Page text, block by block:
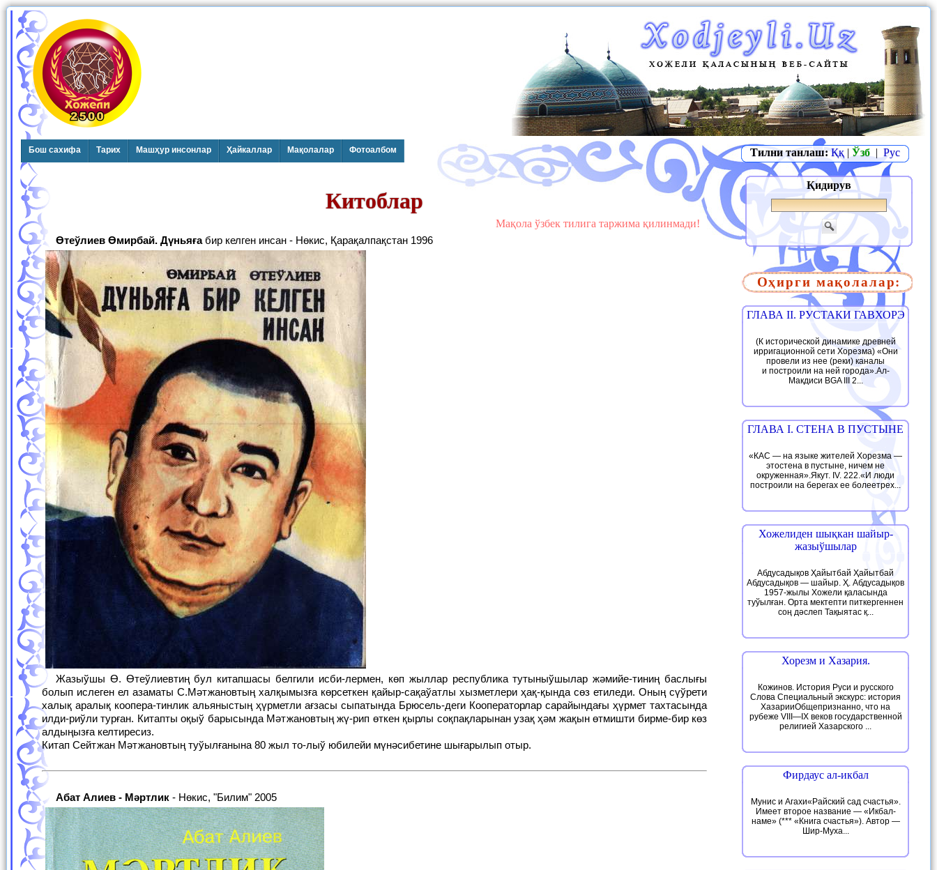
Бош сахифа Тарих Машҳур инсонлар Ҳайкаллар Мақолалар Фотоалбом Тилни танлаш: Ққ | Ўзб | Рус
Китоблар
Мақола ўзбек тилига таржима қилинмади!
Өтеўлиев Өмирбай. Дүньяғабир келген инсан - Нөкис, Қарақалпақстан 1996
Жазыўшы Ө. Өтеўлиевтиң бул китапшасы белгили исби-лермен, көп жыллар республика тутыныўшылар жәмийе-тиниң баслығы
болып ислеген ел азаматы С.Мәтжановтың халқымызға көрсеткен қайыр-сақаўатлы хызметлери ҳақ-қында сөз етиледи. Оның сүўрети
халық аралық коопера-тинлик альяныстың ҳүрметли ағзасы сыпатында Брюсель-деги Кооператорлар сарайындағы ҳүрмет тахтасында
илди-риўли турған. Китапты оқыў барысында Мәтжановтың жү-рип өткен қырлы соқпақларынан узақ ҳәм жақын өтмишти бирме-бир көз
алдыңызға келтиресиз.
Китап Сейтжан Мәтжановтың туўылғанына 80 жыл то-лыў юбилейи мүнәсибетине шығарылып отыр.
Абат Алиев - Мәртлик - Нөкис, "Билим" 2005
Қидирув
Оҳирги мақолалар:
ГЛАВА II. РУСТАКИ ГАВХОРЭ
(К исторической динамике древней
ирригационной сети Хорезма) «Они
провели из нее (реки) каналы
и построили на ней города».Ал-
Макдиси BGA III 2...
ГЛАВА I. СТЕНА В ПУСТЫНЕ
«КАС — на языке жителей Хорезма —
этостена в пустыне, ничем не
окруженная».Якут. IV. 222.«И люди
построили на берегах ее болеетрех...
Хожелиден шықкан шайыр-
жазыўшылар
Абдусадықов Ҳайытбай Ҳайытбай
Абдусадықов — шайыр. Ҳ. Абдусадықов
1957-жылы Хожели қаласында
туўылған. Орта мектепти питкергеннен
соң дәслеп Тақыятас қ...
Хорезм и Хазария.
Кожинов. История Руси и русского
Слова Специальный экскурс: история
ХазарииОбщепризнанно, что на
рубеже VIII—IX веков государственной
религией Хазарского ...
Фирдаус ал-икбал
Мунис и Агахи«Райский сад счастья».
Имеет второе название — «Икбал-
наме» (*** «Книга счастья»). Автор —
Шир-Муха...